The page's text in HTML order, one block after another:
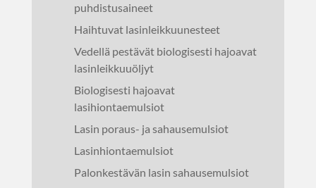
puhdistusaineet
Haihtuvat lasinleikkuunesteet
Vedellä pestävät biologisesti hajoavat
lasinleikkuuöljyt
Biologisesti hajoavat
lasihiontaemulsiot
Lasin poraus- ja sahausemulsiot
Lasinhiontaemulsiot
Palonkestävän lasin sahausemulsiot